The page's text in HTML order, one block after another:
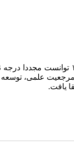
علمی، توسعه